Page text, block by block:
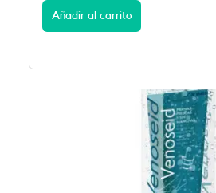
Añadir al carrito